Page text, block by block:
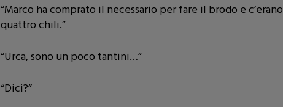
“Marco ha comprato il necessario per fare il brodo e
quattro chili.”
“Urca, sono un poco tantini…”
“Dici?”